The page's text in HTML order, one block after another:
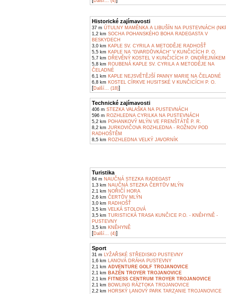
Historické zajímavosti
37 m ÚTULNY MAMĚNKA A LIBUŠÍN NA PUSTEVNÁCH
1,2 km SOCHA POHANSKÉHO BOHA RADEGASTA V
BESKYDECH
3,0 km KAPLE SV. CYRILA A METODĚJE RADHOŠŤ
5,5 km KAPLE NA "GVARDŮVKÁCH" V KUNČICÍCH P. O.
5,7 km DŘEVĚNÝ KOSTEL V KUNČICÍCH P. ONDŘEJNÍKEM
5,8 km ROUBENÁ KAPLE SV. CYRILA A METODĚJE NA
ČELADNÉ
6,1 km KAPLE NEJSVĚTĚJŠÍ PANNY MARIE NA ČELADNÉ
6,8 km KOSTEL CÍRKVE HUSITSKÉ V KUNČICÍCH P. O.
[Další... (18)]
Technické zajímavosti
406 m STEZKA VALAŠKA NA PUSTEVNÁCH
596 m ROZHLEDNA CYRILKA NA PUSTEVNÁCH
5,2 km POHANKOVÝ MLÝN VE FRENŠTÁTĚ P. R.
8,2 km JURKOVIČOVA ROZHLEDNA - ROŽNOV POD
RADHOŠTĚM
8,5 km ROZHLEDNA VELKÝ JAVORNÍK
Turistika
84 m NAUČNÁ STEZKA RADEGAST
1,3 km NAUČNÁ STEZKA ČERTŮV MLÝN
2,1 km NOŘIČÍ HORA
2,6 km ČERTŮV MLÝN
3,0 km RADHOŠŤ
3,5 km VELKÁ STOLOVÁ
3,5 km TURISTICKÁ TRASA KUNČICE P.O. - KNĚHYNĚ -
PUSTEVNY
3,5 km KNĚHYNĚ
[Další... (4)]
Sport
31 m LYŽAŘSKÉ STŘEDISKO PUSTEVNY
1,6 km LANOVÁ DRÁHA PUSTEVNY
2,1 km ADVENTURE GOLF TROJANOVICE
2,1 km BAZÉN TROYER TROJANOVICE
2,1 km FITNESS CENTRUM TROYER TROJANOVICE
2,1 km BOWLING RÁZTOKA TROJANOVICE
2,2 km HORSKÝ LANOVÝ PARK TARZANIE TROJANOVICE